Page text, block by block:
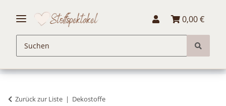
0,00 €
Zurück zur Liste Dekostoffe